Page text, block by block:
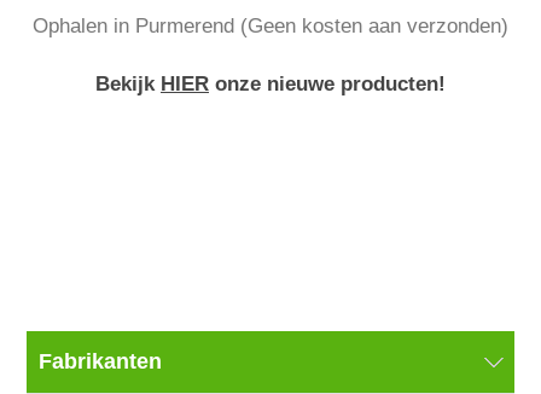
Ophalen in Purmerend (Geen kosten aan verzonden)
Bekijk HIER onze nieuwe producten!
Fabrikanten